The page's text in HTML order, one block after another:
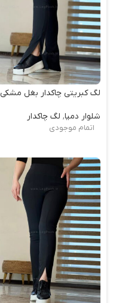
لگ کبریتی چاکدار بغل مشکی
شلوار دمپا, لگ چاکدار
اتمام موجودی